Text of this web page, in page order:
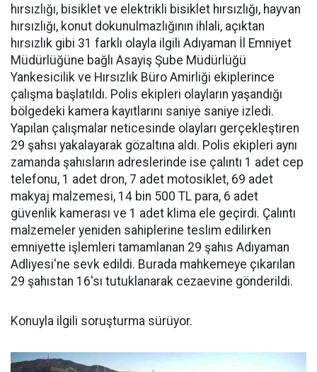
hırsızlığı, bisiklet ve elektrikli bisiklet hırsızlığı, hayvan
hırsızlığı, konut dokunulmazlığının ihlali, açıktan
hırsızlık gibi 31 farklı olayla ilgili Adıyaman İl Emniyet
Müdürlüğüne bağlı Asayiş Şube Müdürlüğü
Yankesicilik ve Hırsızlık Büro Amirliği ekiplerince
çalışma başlatıldı. Polis ekipleri olayların yaşandığı
bölgedeki kamera kayıtlarını saniye saniye izledi.
Yapılan çalışmalar neticesinde olayları gerçekleştiren
29 şahsı yakalayarak gözaltına aldı. Polis ekipleri aynı
zamanda şahısların adreslerinde ise çalıntı 1 adet cep
telefonu, 1 adet dron, 7 adet motosiklet, 69 adet
makyaj malzemesi, 14 bin 500 TL para, 6 adet
güvenlik kamerası ve 1 adet klima ele geçirdi. Çalıntı
malzemeler yeniden sahiplerine teslim edilirken
emniyette işlemleri tamamlanan 29 şahıs Adıyaman
Adliyesi'ne sevk edildi. Burada mahkemeye çıkarılan
29 şahıstan 16'sı tutuklanarak cezaevine gönderildi.
Konuyla ilgili soruşturma sürüyor.